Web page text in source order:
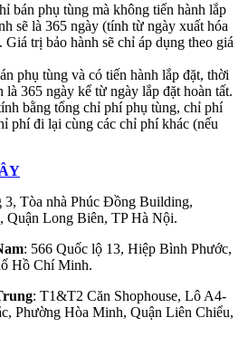
bán phụ tùng mà không tiến hành lắp
sẽ là 365 ngày (tính từ ngày xuất hóa
Giá trị bảo hành sẽ chỉ áp dụng theo giá
phụ tùng và có tiến hành lắp đặt, thời
là 365 ngày kể từ ngày lắp đặt hoàn tất.
bằng tổng chỉ phí phụ tùng, chỉ phí
phí đi lại cùng các chỉ phí khác (nếu
3, Tòa nhà Phúc Đồng Building,
Quận Long Biên, TP Hà Nội.
: 566 Quốc lộ 13, Hiệp Bình Phước,
Hồ Chí Minh.
: T1&T2 Căn Shophouse, Lô A4-
Phường Hòa Minh, Quận Liên Chiểu,